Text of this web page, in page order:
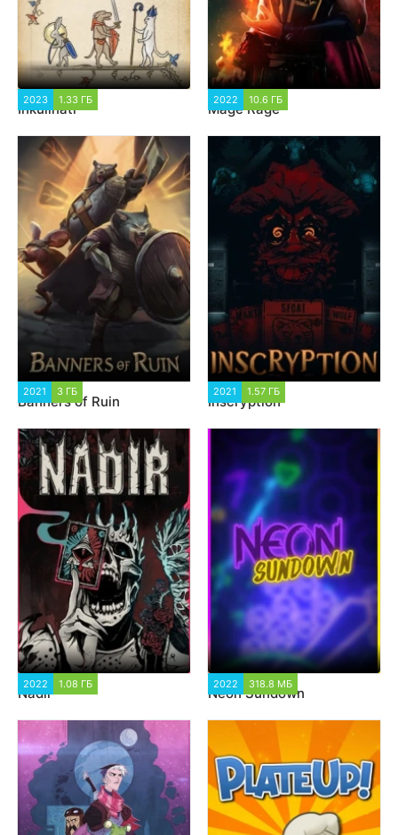
2023 1.33 ГБ
Inkulinati
2022 10.6 ГБ
Mage Rage
2021 3 ГБ
Banners of Ruin
2021 1.57 ГБ
Inscryption
2022 1.08 ГБ
Nadir
2022 318.8 МБ
Neon Sundown